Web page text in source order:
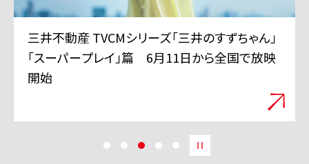
三井グループは350周年を迎えました
(記念サイトに遷移します)